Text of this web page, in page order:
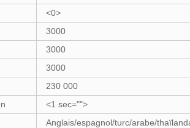
<0>
3000
3000
3000
230 000
<1 sec="">
Anglais/espagnol/turc/arabe/